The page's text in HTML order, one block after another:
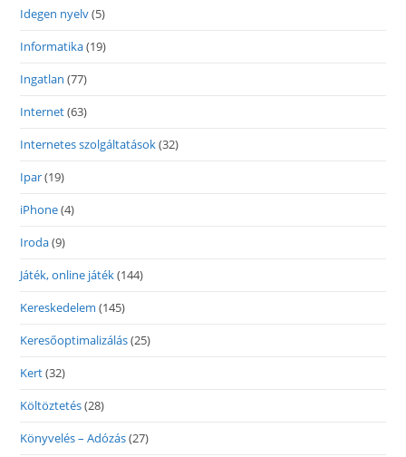
Idegen nyelv(5)
Informatika(19)
Ingatlan (77)
Internet(63)
Internetes szolgáltatások(32)
Ipar(19)
iPhone(4)
Iroda(9)
Játék, online játék(144)
Kereskedelem (145)
Keresőoptimalizálás(25)
Kert(32)
Költöztetés(28)
Könyvelés – Adózás(27)